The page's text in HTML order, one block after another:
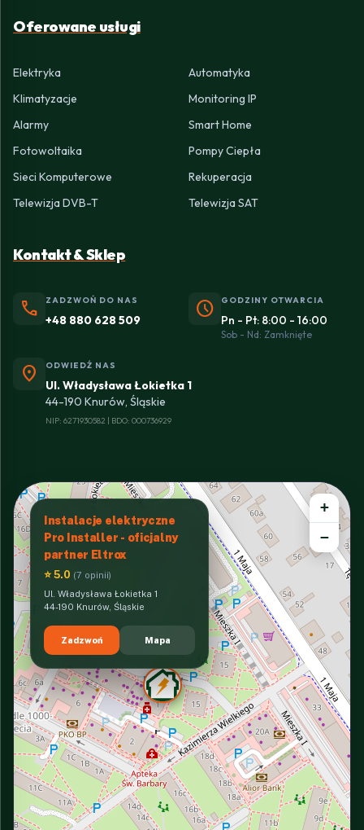
Oferowane usługi
Elektryka
Automatyka
Klimatyzacje
Monitoring IP
Alarmy
Smart Home
Fotowoltaika
Pompy Ciepła
Sieci Komputerowe
Rekuperacja
Telewizja DVB-T
Telewizja SAT
Kontakt & Sklep
phone ZADZWOŃ DO NAS
+48 880 628 509 schedule GODZINY OTWARCIA
Pn - Pt: 8:00 - 16:00
Sob - Nd: Zamknięte
location_on ODWIEDŹ NAS
Ul. Władysława Łokietka 1
44-190 Knurów, Śląskie
NIP: 6271930582 | BDO: 000736929
Instalacje elektryczne
Pro Installer - oficjalny
partner Eltrox
⭐ 5.0 (7 opinii)
Ul. Władysława Łokietka 1
44-190 Knurów, Śląskie
Zadzwoń Mapa
+
−